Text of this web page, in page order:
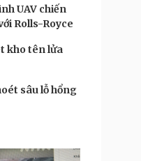
UAV chiến
Rolls-Royce
kho tên lửa
sâu lỗ hổng